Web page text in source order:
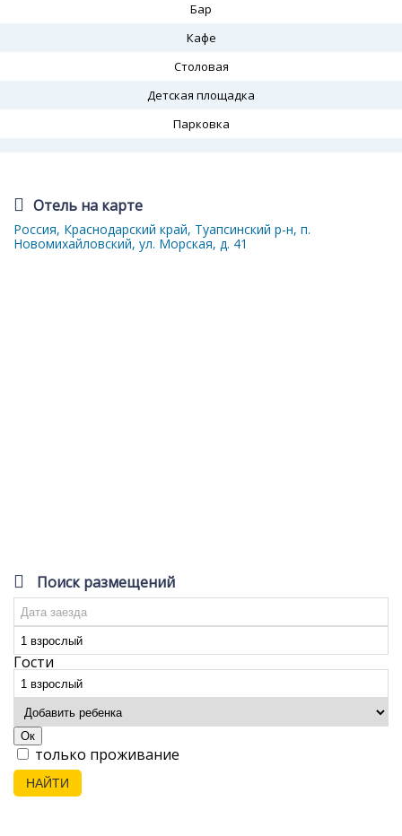
Бар
Кафе
Столовая
Детская площадка
Парковка
Отель на карте
Россия, Краснодарский край, Туапсинский р-н, п.
Новомихайловский, ул. Морская, д. 41
Поиск размещений
Гости
Ок
только проживание
НАЙТИ